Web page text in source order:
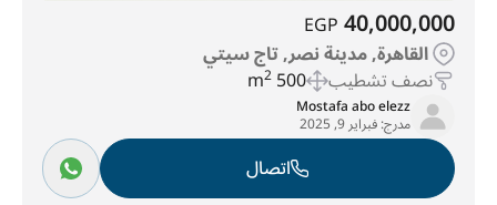
40,000,000
EGP
القاهرة, مدينة نصر, تاج سيتي
نصف تشطيب 500 m
2
Mostafa abo elezz
مدرج:فبراير 9, 2025
اتصال